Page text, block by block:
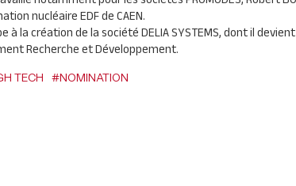
nucléaireEDFdeCAEN.
à la création de la sociétéDELIASYSTEMS, dont il
Recherche et Développement.
TECH #NOMINATION